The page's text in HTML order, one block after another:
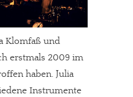
Klomfaß und
erstmals 2009 im
haben. Julia
Instrumente